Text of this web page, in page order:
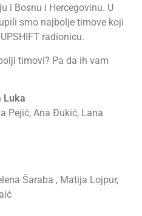
i Bosnu i Hercegovinu. U
smo najbolje timove koji
radionicu.
timovi? Pa da ih vam
Luka
Pejić, Ana Ðukić, Lana
Šaraba , Matija Lojpur,